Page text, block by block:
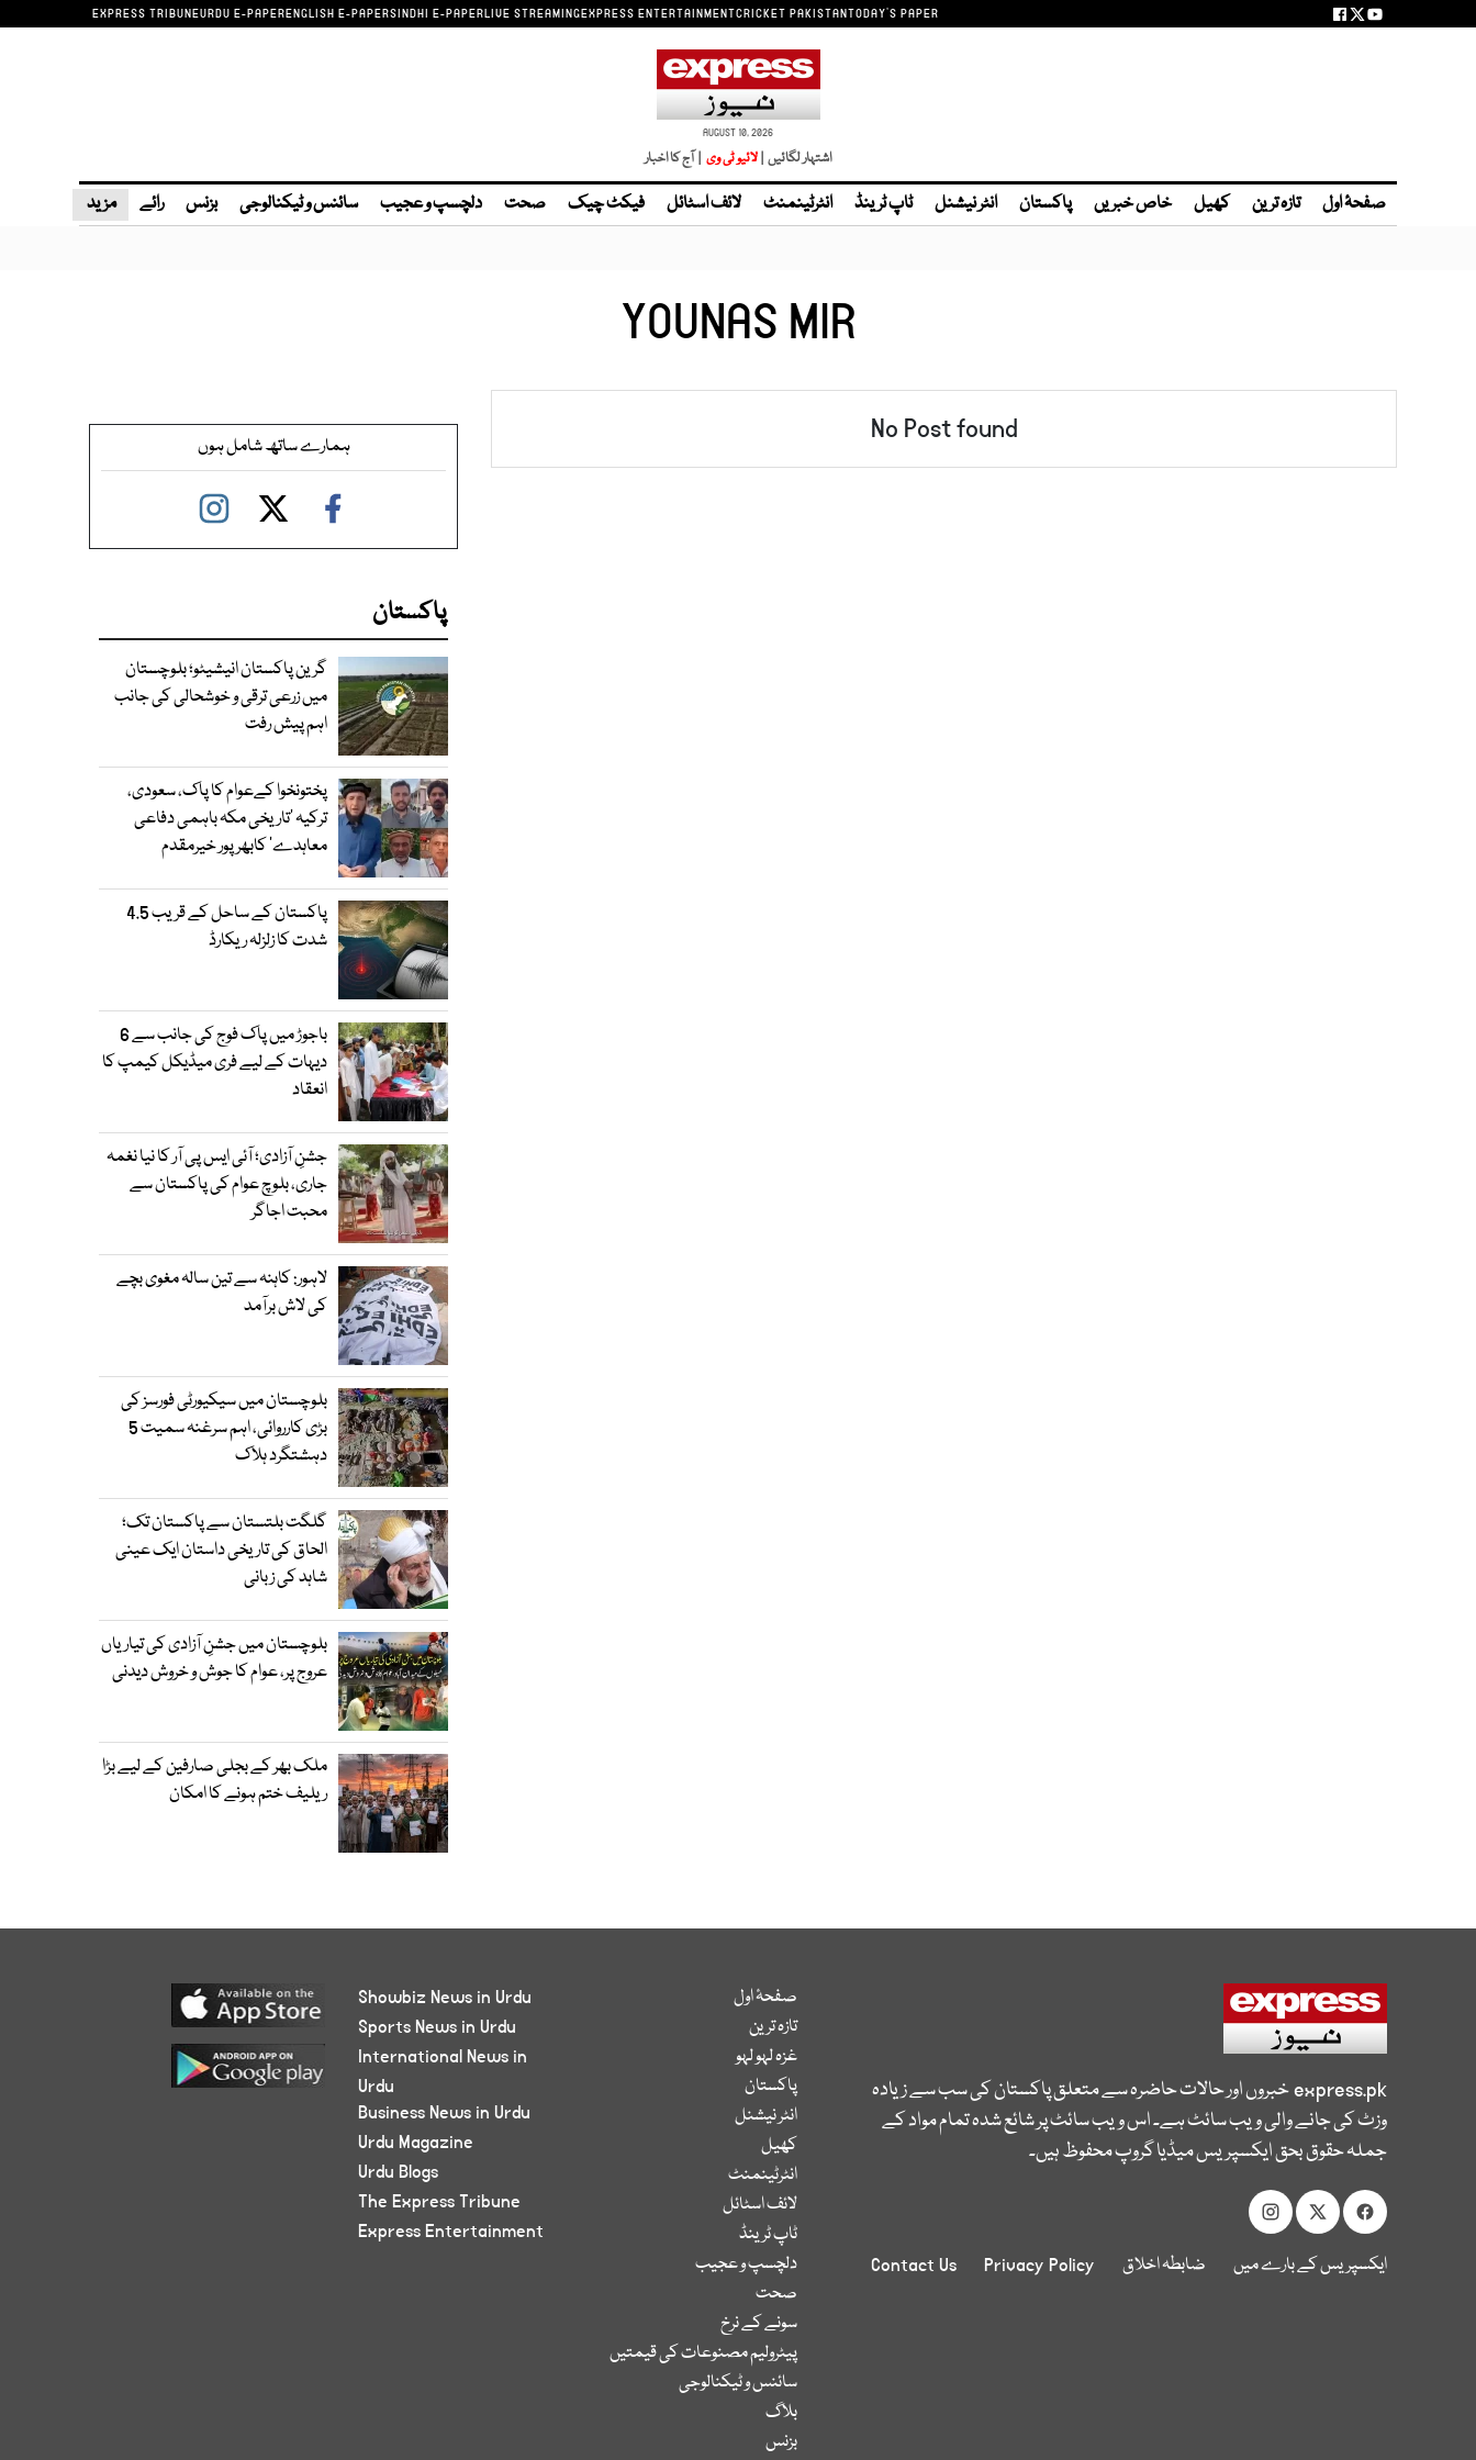
EXPRESS TRIBUNEURDU E-PAPERENGLISH E-PAPERSINDHI E-PAPERLIVE STREAMINGEXPRESS ENTERTAINMENTCRICKET PAKISTANTODAY'S PAPER
AUGUST 10, 2026
اشتہار لگائیں |لائیو ٹی وی | آج کا اخبار
صفحۂ اول تازہ ترین کھیل خاص خبریں پاکستان انٹر نیشنل ٹاپ ٹرینڈ انٹرٹینمنٹ لائف اسٹائل فیکٹ چیک صحت دلچسپ و عجیب سائنس و ٹیکنالوجی بزنس رائے مزید
YOUNAS MIR
No Post found ہمارے ساتھ شامل ہوں
پاکستان
گرین پاکستان انیشیٹو؛ بلوچستان
میں زرعی ترقی و خوشحالی کی جانب
اہم پیش رفت
پختونخوا کےعوام کا پاک، سعودی،
ترکیہ ’تاریخی مکہ باہمی دفاعی
معاہدے‘ کابھرپور خیرمقدم
پاکستان کے ساحل کے قریب 4.5
شدت کا زلزلہ ریکارڈ
باجوڑ میں پاک فوج کی جانب سے 6
دیہات کے لیے فری میڈیکل کیمپ کا
انعقاد
جشنِ آزادی؛ آئی ایس پی آر کا نیا نغمہ
جاری، بلوچ عوام کی پاکستان سے
محبت اجاگر
لاہور: کاہنہ سے تین سالہ مغوی بچے
کی لاش برآمد
بلوچستان میں سیکیورٹی فورسز کی
بڑی کارروائی، اہم سرغنہ سمیت 5
دہشتگرد ہلاک
گلگت بلتستان سے پاکستان تک؛
الحاق کی تاریخی داستان ایک عینی
شاہد کی زبانی
بلوچستان میں جشنِ آزادی کی تیاریاں
عروج پر، عوام کا جوش و خروش دیدنی
ملک بھر کے بجلی صارفین کے لیے بڑا
ریلیف ختم ہونے کا امکان
express.pkخبروں اور حالات حاضرہ سے متعلق پاکستان کی سب سے زیادہ
وزٹ کی جانے والی ویب سائٹ ہے۔ اس ویب سائٹ پر شائع شدہ تمام مواد کے
جملہ حقوق بحق ایکسپریس میڈیا گروپ محفوظ ہیں۔
ایکسپریس کے بارے میں ضابطہ اخلاق Privacy Policy
Contact Us
صفحۂ اول
تازہ ترین
غزہ لہو لہو
پاکستان
انٹر نیشنل
کھیل
انٹرٹینمنٹ
لائف اسٹائل
ٹاپ ٹرینڈ
دلچسپ و عجیب
صحت
سونے کے نرخ
پیٹرولیم مصنوعات کی قیمتیں
سائنس و ٹیکنالوجی
بلاگ
بزنس
Showbiz News in Urdu
Sports News in Urdu
International News in
Urdu
Business News in Urdu
Urdu Magazine
Urdu Blogs
The Express Tribune
Express Entertainment